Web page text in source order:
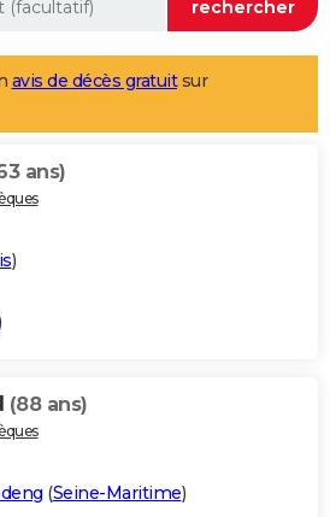
avis de décès gratuitsur
ans)
)
(88 ans)
(Seine-Maritime)